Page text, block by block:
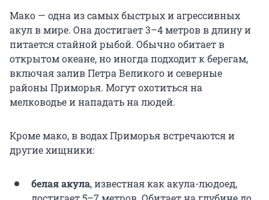
Мако — одна из самых быстрых и агрессивных
акул в мире. Она достигает 3–4 метров в длину и
питается стайной рыбой. Обычно обитает в
открытом океане, но иногда подходит к берегам,
включая залив Петра Великого и северные
районы Приморья. Могут охотиться на
мелководье и нападать на людей.
Кроме мако, в водах Приморья встречаются и
другие хищники:
белая акула, известная как акула-людоед,